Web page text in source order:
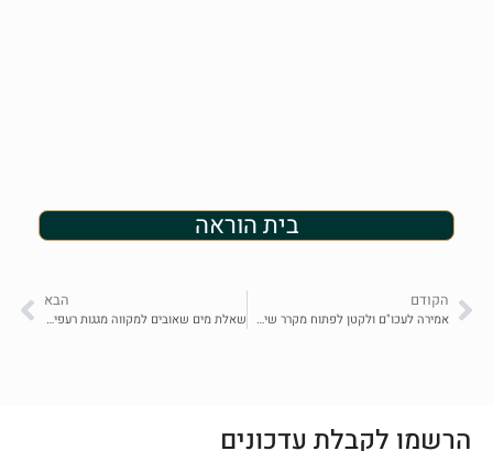
בית הוראה
הקודם
אמירה לעכו"ם ולקטן לפתוח מקרר שיש בו נורה
הבא
שאלת מים שאובים למקווה מגגות רעפים שיש בהם בתי קיבול
הרשמו לקבלת עדכונים